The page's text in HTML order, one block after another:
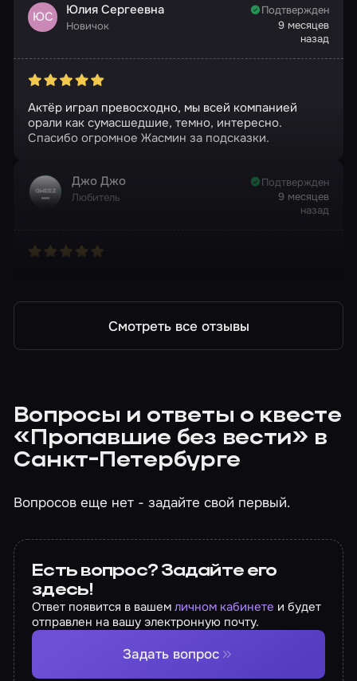
ЮС Юлия Сергеевна
Новичок
Подтвержден
9 месяцев
назад
Актёр играл превосходно, мы всей компанией
орали как сумасшедшие, темно, интересно.
Спасибо огромное Жасмин за подсказки.
Джо Джо
Любитель
Подтвержден
9 месяцев
назад
Смотреть все отзывы
Вопросы и ответы о квесте
«Пропавшие без вести» в
Санкт-Петербурге
Вопросов еще нет - задайте свой первый.
Есть вопрос? Задайте его
здесь!
Ответ появится в вашемличном кабинете и будет
отправлен на вашу электронную почту.
Задать вопрос